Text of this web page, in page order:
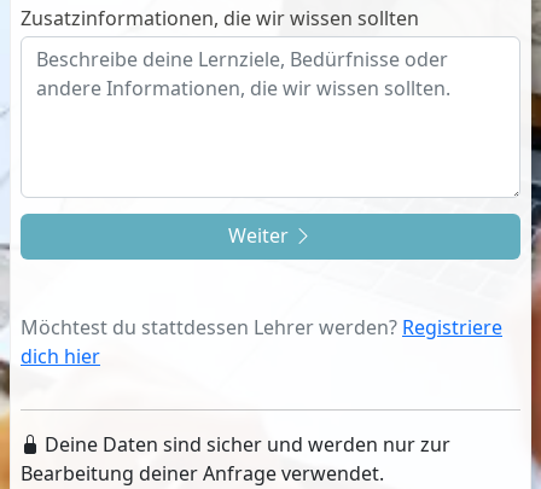
Zusatzinformationen, die wir wissen sollten
Weiter
Möchtest du stattdessen Lehrer werden? Registriere
dich hier
Deine Daten sind sicher und werden nur zur
Bearbeitung deiner Anfrage verwendet.